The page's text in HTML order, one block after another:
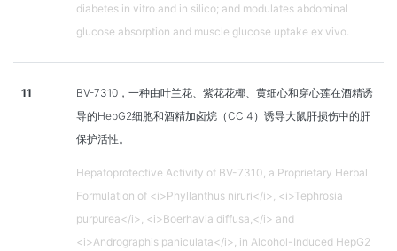
diabetes in vitro and in silico; and modulates abdominal
glucose absorption and muscle glucose uptake ex vivo.
11
BV-7310，一种由叶兰花、紫花花椰、黄细心和穿心莲在酒精诱
导的HepG2细胞和酒精加卤烷（CCl4）诱导大鼠肝损伤中的肝
保护活性。
Hepatoprotective Activity of BV-7310, a Proprietary Herbal
Formulation of <i>Phyllanthus niruri</i>, <i>Tephrosia
purpurea</i>, <i>Boerhavia diffusa,</i> and
<i>Andrographis paniculata</i>, in Alcohol-Induced HepG2